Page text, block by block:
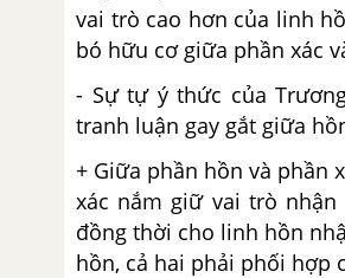
vai trò cao hơn của linh
bó hữu cơ giữa phần xác
- Sự tự ý thức của
tranh luận gay gắt giữa
+ Giữa phần hồn và phần
xác nắm giữ vai trò
đồng thời cho linh hồn
hồn, cả hai phải phối hợp